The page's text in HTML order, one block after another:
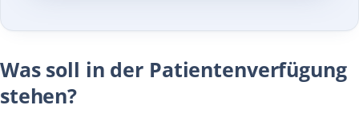
Was soll in der Patientenverfügung
stehen?